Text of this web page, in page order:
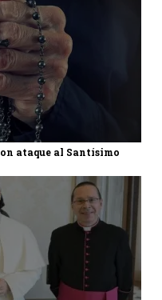
ataque al Santísimo